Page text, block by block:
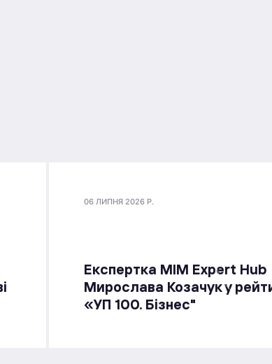
06 ЛИПНЯ 2026 Р.
Експертка MIM Expert Hub
Мирослава Козачук у
«УП 100. Бізнес"